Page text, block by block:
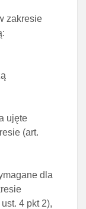
zakresie
ujęte
(art.
dla
4 pkt 2),